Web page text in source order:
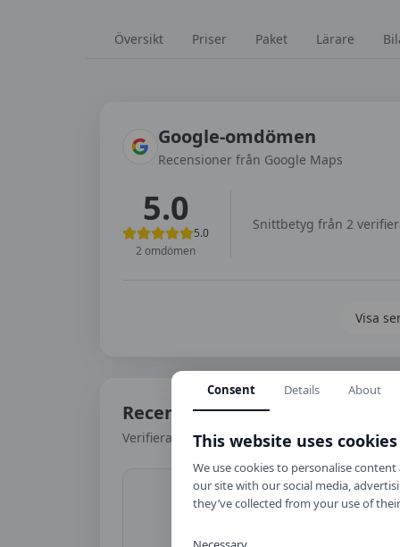
Översikt Priser Paket Lärare
Google-omdömen
Recensioner från Google Maps
5.0
5.0
2 omdömen
Snittbetyg från 2
Visa
Recensioner
Verifierade omdömen från elever och föräldrar
Consent Details About
This website uses cookies
We use cookies to personalise
our site with our social media,
they’ve collected from your use of